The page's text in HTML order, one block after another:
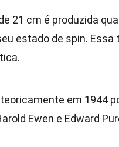
21 cm é produzida
estado de spin. Essa
em 1944
Ewen e Edward